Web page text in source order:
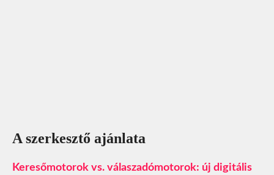
A szerkesztő ajánlata
Keresőmotorok vs. válaszadómotorok: új digitális